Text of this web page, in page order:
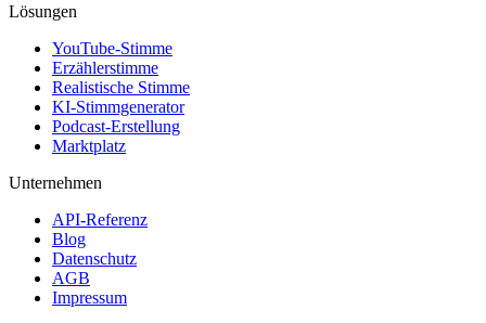
Lösungen
YouTube-Stimme
Erzählerstimme
Realistische Stimme
KI-Stimmgenerator
Podcast-Erstellung
Marktplatz
Unternehmen
API-Referenz
Blog
Datenschutz
AGB
Impressum